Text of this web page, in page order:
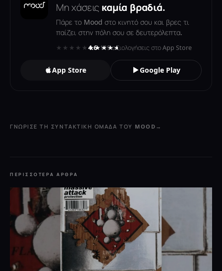
Μη χάσεις καμία βραδιά.
Πάρε το Mood στο κινητό σου και βρες τι
παίζει στην πόλη σου σε δευτερόλεπτα.
★★★★★★★★★★
4.6· 119 αξιολογήσεις στο App Store
App Store Google Play
ΓΝΏΡΙΣΕ ΤΗ ΣΥΝΤΑΚΤΙΚΉ ΟΜΆΔΑ ΤΟΥ MOOD →
ΠΕΡΙΣΣΌΤΕΡΑ ΆΡΘΡΑ